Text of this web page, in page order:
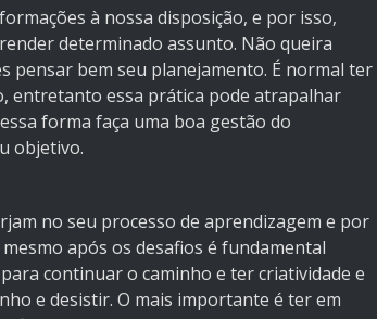
à nossa disposição, e por isso,
determinado assunto. Não queira
pensar bem seu planejamento. É normal ter
entretanto essa prática pode atrapalhar
forma faça uma boa gestão do
objetivo.
no seu processo de aprendizagem e por
após os desafios é fundamental
continuar o caminho e ter criatividade e
e desistir. O mais importante é ter em